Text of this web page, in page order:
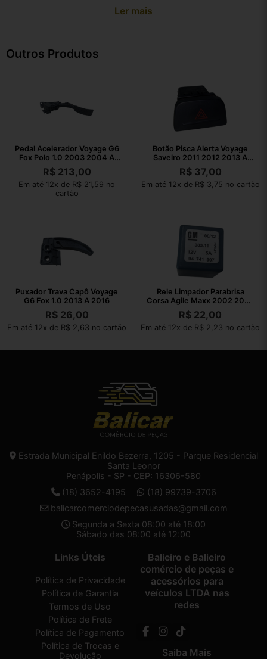
Ler mais
Outros Produtos
Pedal Acelerador Voyage G6
Fox Polo 1.0 2003 2004 A
2023
R$213,00
Em até 12x de R$ 21,59 no
cartão
Botão Pisca Alerta Voyage
Saveiro 2011 2012 2013 A
2016
R$37,00
Em até 12x de R$ 3,75 no cartão
Puxador Trava Capô Voyage
G6 Fox 1.0 2013 A 2016
R$26,00
Em até 12x de R$ 2,63 no cartão
Rele Limpador Parabrisa
Corsa Agile Maxx 2002 2003
A 2010
R$ 22,00
Em até 12x de R$ 2,23 no cartão
Estrada Municipal Enildo Bezerra, 1205 - Parque Residencial
Santa Leonor
Penápolis - SP - CEP: 16306-580
(18) 3652-4195
(18) 99739-3706
balicarcomerciodepecasusadas@gmail.com
Segunda a Sexta 08:00 até 18:00
Sábado das 08:00 até 12:00
Links Úteis
Política de Privacidade
Política de Garantia
Termos de Uso
Política de Frete
Política de Pagamento
Política de Trocas e
Devolução
Balieiro e Balieiro
comércio de peças e
acessórios para
veículos LTDA nas
redes
Saiba Mais